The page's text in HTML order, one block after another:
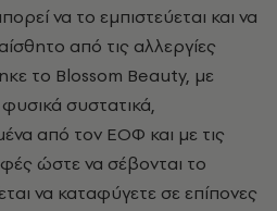
να το εμπιστεύεται και να
από τις αλλεργίες
το Blossom Beauty, με
συστατικά,
από τον ΕΟΦ και με τις
ώστε να σέβονται το
να καταφύγετε σε επίπονες